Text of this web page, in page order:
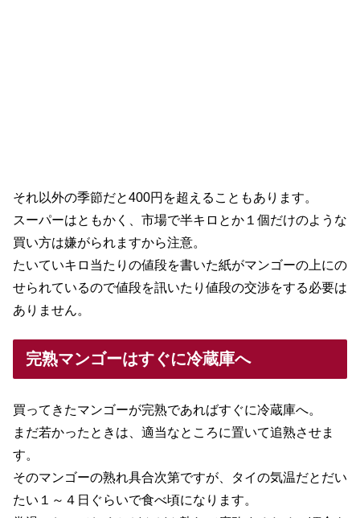
それ以外の季節だと400円を超えることもあります。
スーパーはともかく、市場で半キロとか１個だけのような
買い方は嫌がられますから注意。
たいていキロ当たりの値段を書いた紙がマンゴーの上にの
せられているので値段を訊いたり値段の交渉をする必要は
ありません。
完熟マンゴーはすぐに冷蔵庫へ
買ってきたマンゴーが完熟であればすぐに冷蔵庫へ。
まだ若かったときは、適当なところに置いて追熟させま
す。
そのマンゴーの熟れ具合次第ですが、タイの気温だとだい
たい１～４日ぐらいで食べ頃になります。